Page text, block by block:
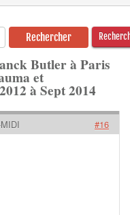
Butler à Paris
et
à Sept 2014
#16